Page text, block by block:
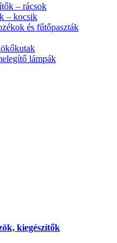
– rácsok
– kocsik
és fűtőpaszták
lámpák
kiegészítők